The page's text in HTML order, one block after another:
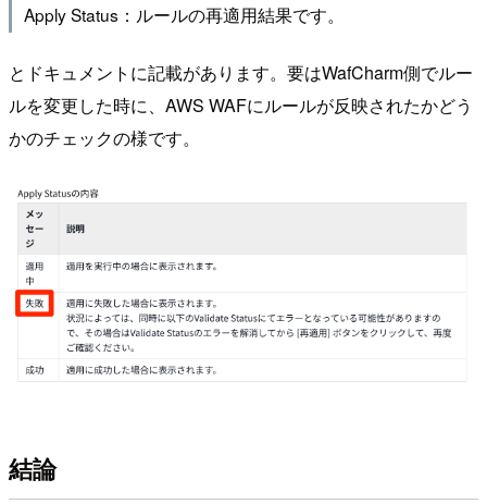
Apply Status：ルールの再適用結果です。
とドキュメントに記載があります。要はWafCharm側でルー
ルを変更した時に、AWS WAFにルールが反映されたかどう
かのチェックの様です。
結論